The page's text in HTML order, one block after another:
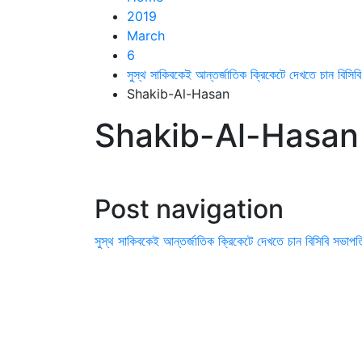
2019
March
6
সুস্থ সাকিবকেই আন্তর্জাতিক ক্রিকেটে দেখতে চান
Shakib-Al-Hasan
Shakib-Al-Hasan
Post navigation
সুস্থ সাকিবকেই আন্তর্জাতিক ক্রিকেটে দেখতে চান বিসিবি